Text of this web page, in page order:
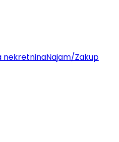
nekretninaNajam/Zakup